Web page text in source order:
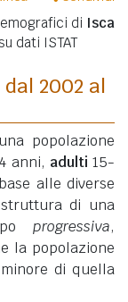
di Isca
dati ISTAT
2002 al
popolazione
anni, adulti 15-
alle diverse
di una
progressiva,
la popolazione
di quella